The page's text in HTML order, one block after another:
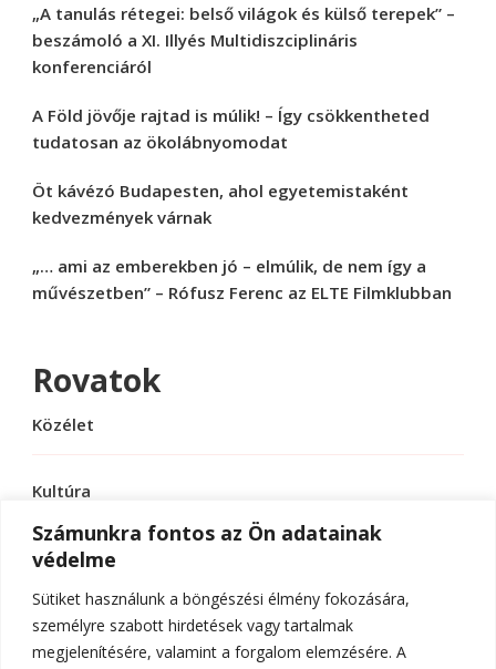
Számunkra fontos az Ön adatainak
védelme
Sütiket használunk a böngészési élmény fokozására,
személyre szabott hirdetések vagy tartalmak
megjelenítésére, valamint a forgalom elemzésére. A
„A tanulás rétegei: belső világok és külső terepek” –
beszámoló a XI. Illyés Multidiszciplináris
konferenciáról
A Föld jövője rajtad is múlik! – Így csökkentheted
tudatosan az ökolábnyomodat
Öt kávézó Budapesten, ahol egyetemistaként
kedvezmények várnak
„… ami az emberekben jó – elmúlik, de nem így a
művészetben” – Rófusz Ferenc az ELTE Filmklubban
Rovatok
Közélet
Kultúra
Sport
Tudomány